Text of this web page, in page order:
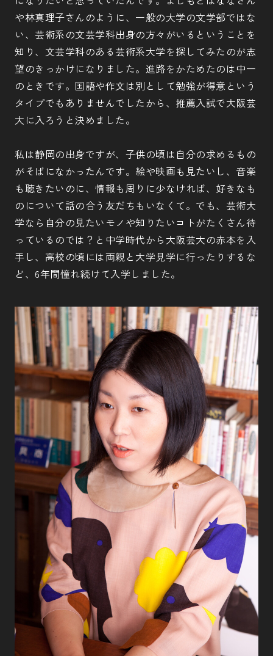
や林真理子さんのように、一般の大学の文学部ではな
い、芸術系の文芸学科出身の方々がいるということを
知り、文芸学科のある芸術系大学を探してみたのが志
望のきっかけになりました。進路をかためたのは中一
のときです。国語や作文は別として勉強が得意という
タイプでもありませんでしたから、推薦入試で大阪芸
大に入ろうと決めました。
私は静岡の出身ですが、子供の頃は自分の求めるもの
がそばになかったんです。絵や映画も見たいし、音楽
も聴きたいのに、情報も周りに少なければ、好きなも
のについて話の合う友だちもいなくて。でも、芸術大
学なら自分の見たいモノや知りたいコトがたくさん待
っているのでは？と中学時代から大阪芸大の赤本を入
手し、高校の頃には両親と大学見学に行ったりするな
ど、6年間憧れ続けて入学しました。